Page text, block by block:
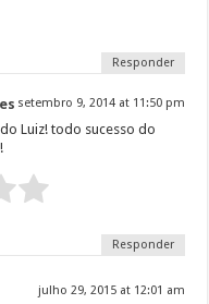
Rating
Responder
setembro 9, 2014 at 11:50 pm
Luiz! todo sucesso do
Submit Rating
Responder
julho 29, 2015 at 12:01 am